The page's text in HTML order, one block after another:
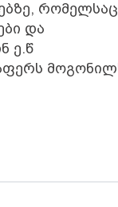
და
ე.წ